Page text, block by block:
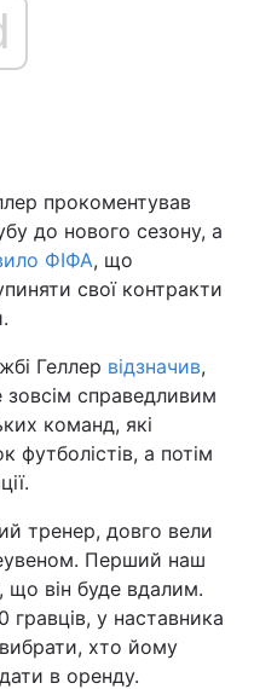
прокоментував
до нового сезону, а
ФІФА, що
свої контракти
Геллер відзначив,
справедливим
команд, які
футболістів, а потім
тренер, довго вели
Перший наш
що він буде вдалим.
гравців, у наставника
хто йому
в оренду.